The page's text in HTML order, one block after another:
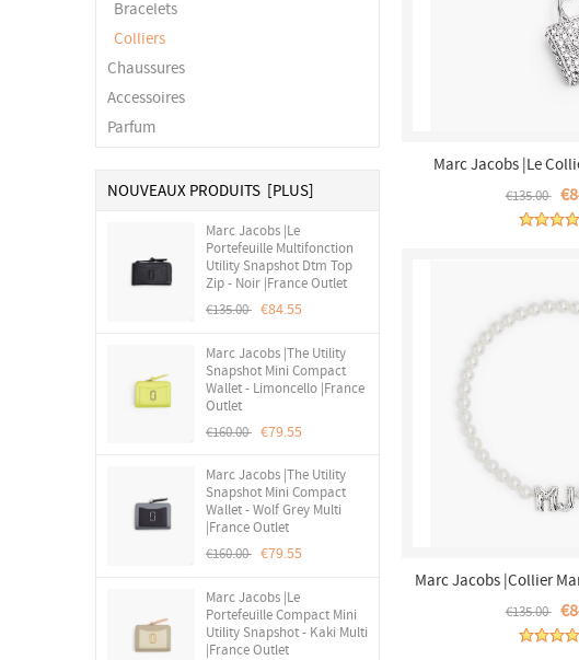
Bracelets
Colliers
Chaussures
Accessoires
Parfum
NOUVEAUX PRODUITS [PLUS]
Marc Jacobs |Le
Portefeuille Multifonction
Utility Snapshot Dtm Top
Zip - Noir |France Outlet
€135.00 €84.55
Marc Jacobs |The Utility
Snapshot Mini Compact
Wallet - Limoncello |France
Outlet
€160.00 €79.55
Marc Jacobs |The Utility
Snapshot Mini Compact
Wallet - Wolf Grey Multi
|France Outlet
€160.00 €79.55
Marc Jacobs |Le
Portefeuille Compact Mini
Utility Snapshot - Kaki Multi
|France Outlet
Marc Jacobs |Le
Argent/Cristal
€135.00
Marc Jacobs |Collier
Pearl - Blanc/Argent
€135.00